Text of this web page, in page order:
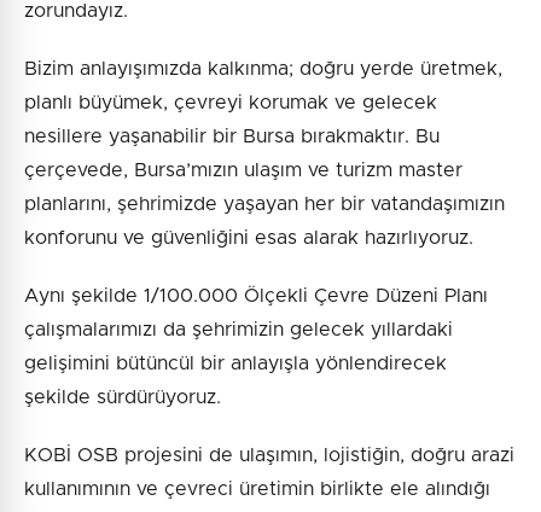
zorundayız.
Bizim anlayışımızda kalkınma; doğru yerde üretmek,
planlı büyümek, çevreyi korumak ve gelecek
nesillere yaşanabilir bir Bursa bırakmaktır. Bu
çerçevede, Bursa’mızın ulaşım ve turizm master
planlarını, şehrimizde yaşayan her bir vatandaşımızın
konforunu ve güvenliğini esas alarak hazırlıyoruz.
Aynı şekilde 1/100.000 Ölçekli Çevre Düzeni Planı
çalışmalarımızı da şehrimizin gelecek yıllardaki
gelişimini bütüncül bir anlayışla yönlendirecek
şekilde sürdürüyoruz.
KOBİ OSB projesini de ulaşımın, lojistiğin, doğru arazi
kullanımının ve çevreci üretimin birlikte ele alındığı